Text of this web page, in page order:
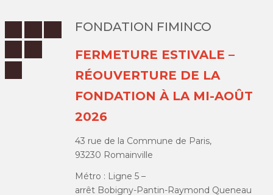
FONDATION FIMINCO
FERMETURE ESTIVALE –
RÉOUVERTURE DE LA
FONDATION À LA MI-AOÛT
2026
43 rue de la Commune de Paris,
93230 Romainville
Métro : Ligne 5 –
arrêt Bobigny-Pantin-Raymond Queneau